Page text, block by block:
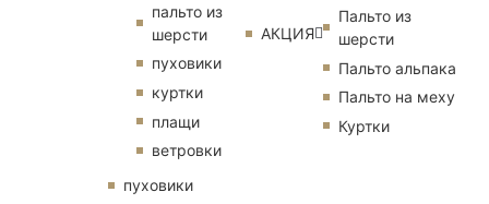
пальто из
шерсти
пуховики
куртки
плащи
ветровки
пуховики
АКЦИЯ
Пальто из
шерсти
Пальто альпака
Пальто на меху
Куртки